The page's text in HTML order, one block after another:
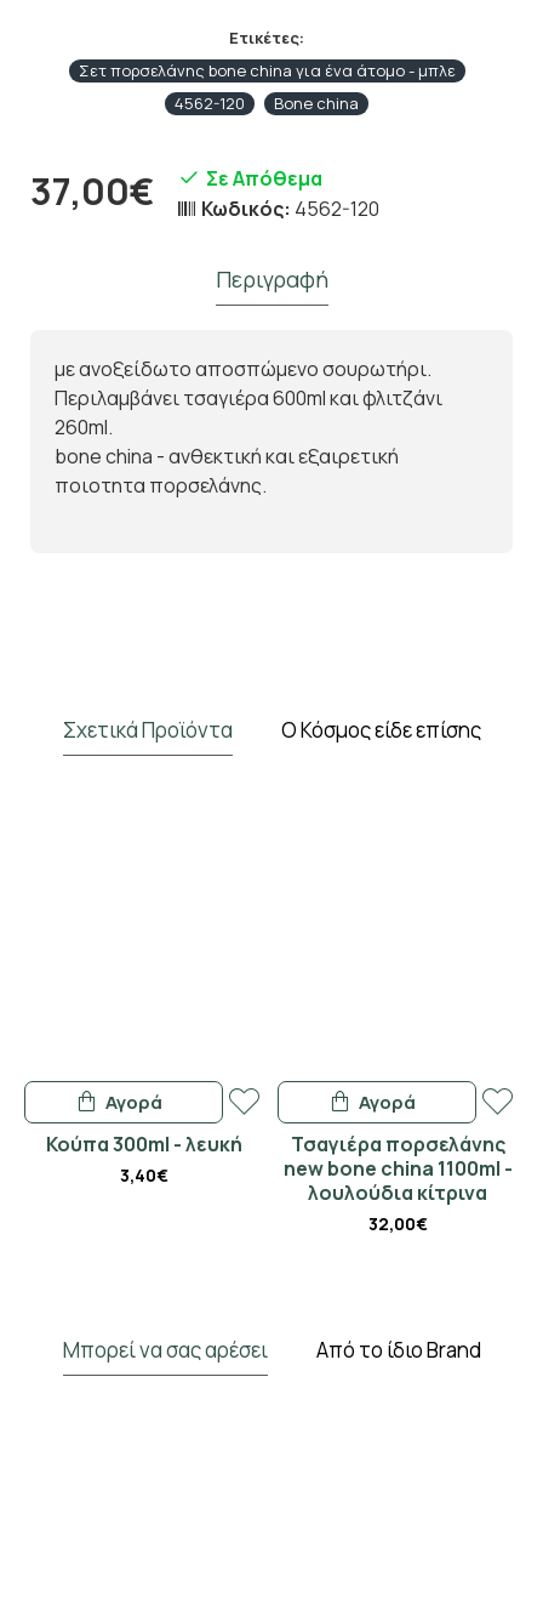
Ετικέτες:
Σετ πορσελάνης bone china για ένα άτομο - μπλε
4562-120
Bone china
37,00€
Σε Απόθεμα
Κωδικός: 4562-120
Περιγραφή
με ανοξείδωτο αποσπώμενο σουρωτήρι.
Περιλαμβάνει τσαγιέρα 600ml και φλιτζάνι
260ml.
bone china - ανθεκτική και εξαιρετική
ποιοτητα πορσελάνης.
Σχετικά Προϊόντα Ο Κόσμος είδε επίσης
Κούπα 300ml - λευκή
3,40€
Αγορά
Τσαγιέρα πορσελάνης
new bone china 1100ml -
λουλούδια κίτρινα
32,00€
Αγορά
Μπορεί να σας αρέσει Από το ίδιο Brand